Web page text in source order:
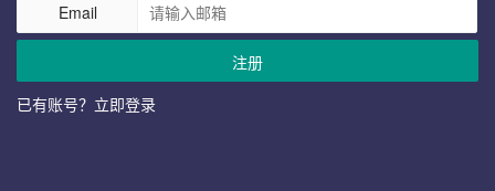
Email
注册
已有账号？立即登录